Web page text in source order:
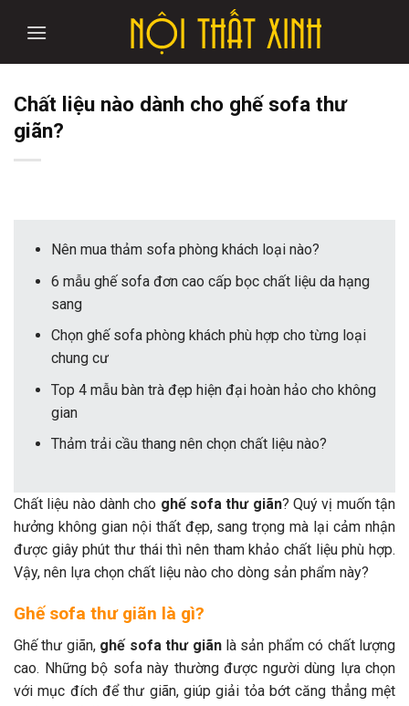
Chất liệu nào dành cho ghế sofa thư
giãn?
Nên mua thảm sofa phòng khách loại nào?
6 mẫu ghế sofa đơn cao cấp bọc chất liệu da hạng
sang
Chọn ghế sofa phòng khách phù hợp cho từng loại
chung cư
Top 4 mẫu bàn trà đẹp hiện đại hoàn hảo cho không
gian
Thảm trải cầu thang nên chọn chất liệu nào?
Chất liệu nào dành cho ghế sofa thư giãn? Quý vị muốn tận
hưởng không gian nội thất đẹp, sang trọng mà lại cảm nhận
được giây phút thư thái thì nên tham khảo chất liệu phù hợp.
Vậy, nên lựa chọn chất liệu nào cho dòng sản phẩm này?
Ghế sofa thư giãn là gì?
Ghế thư giãn, ghế sofa thư giãnlà sản phẩm có chất lượng
cao. Những bộ sofa này thường được người dùng lựa chọn
với mục đích để thư giãn, giúp giải tỏa bớt căng thẳng mệt